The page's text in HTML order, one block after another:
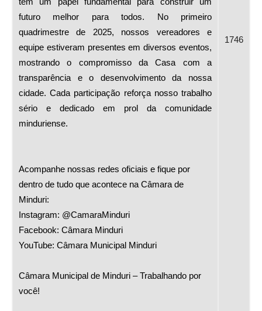
futuro melhor para todos. No primeiro
quadrimestre de 2025, nossos vereadores e
equipe estiveram presentes em diversos eventos,
mostrando o compromisso da Casa com a
transparência e o desenvolvimento da nossa
cidade. Cada participação reforça nosso trabalho
sério e dedicado em prol da comunidade
minduriense.
Acompanhe nossas redes oficiais e fique por
dentro de tudo que acontece na Câmara de
Minduri:
Instagram: @CamaraMinduri
Facebook: Câmara Minduri
YouTube: Câmara Municipal Minduri
Câmara Municipal de Minduri – Trabalhando por
você!
1746